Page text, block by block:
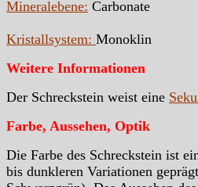
Mineralebene: Carbonate
Kristallsystem: Monoklin
Weitere Informationen
Der Schreckstein weist eine
Farbe, Aussehen, Optik
Die Farbe des Schreckstein ist
bis dunkleren Variationen